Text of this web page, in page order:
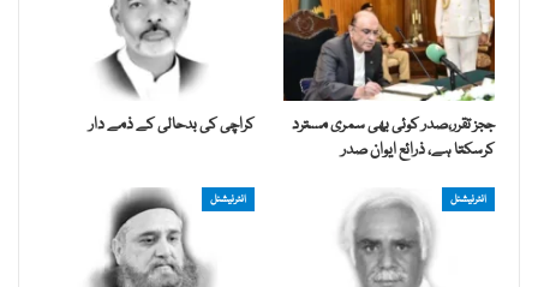
ججز تقرر،صدر کوئی بھی سمری مسترد
کرسکتا ہے، ذرائع ایوان صدر
کراچی کی بدحالی کے ذمے دار
انٹرنیشنل انٹرنیشنل